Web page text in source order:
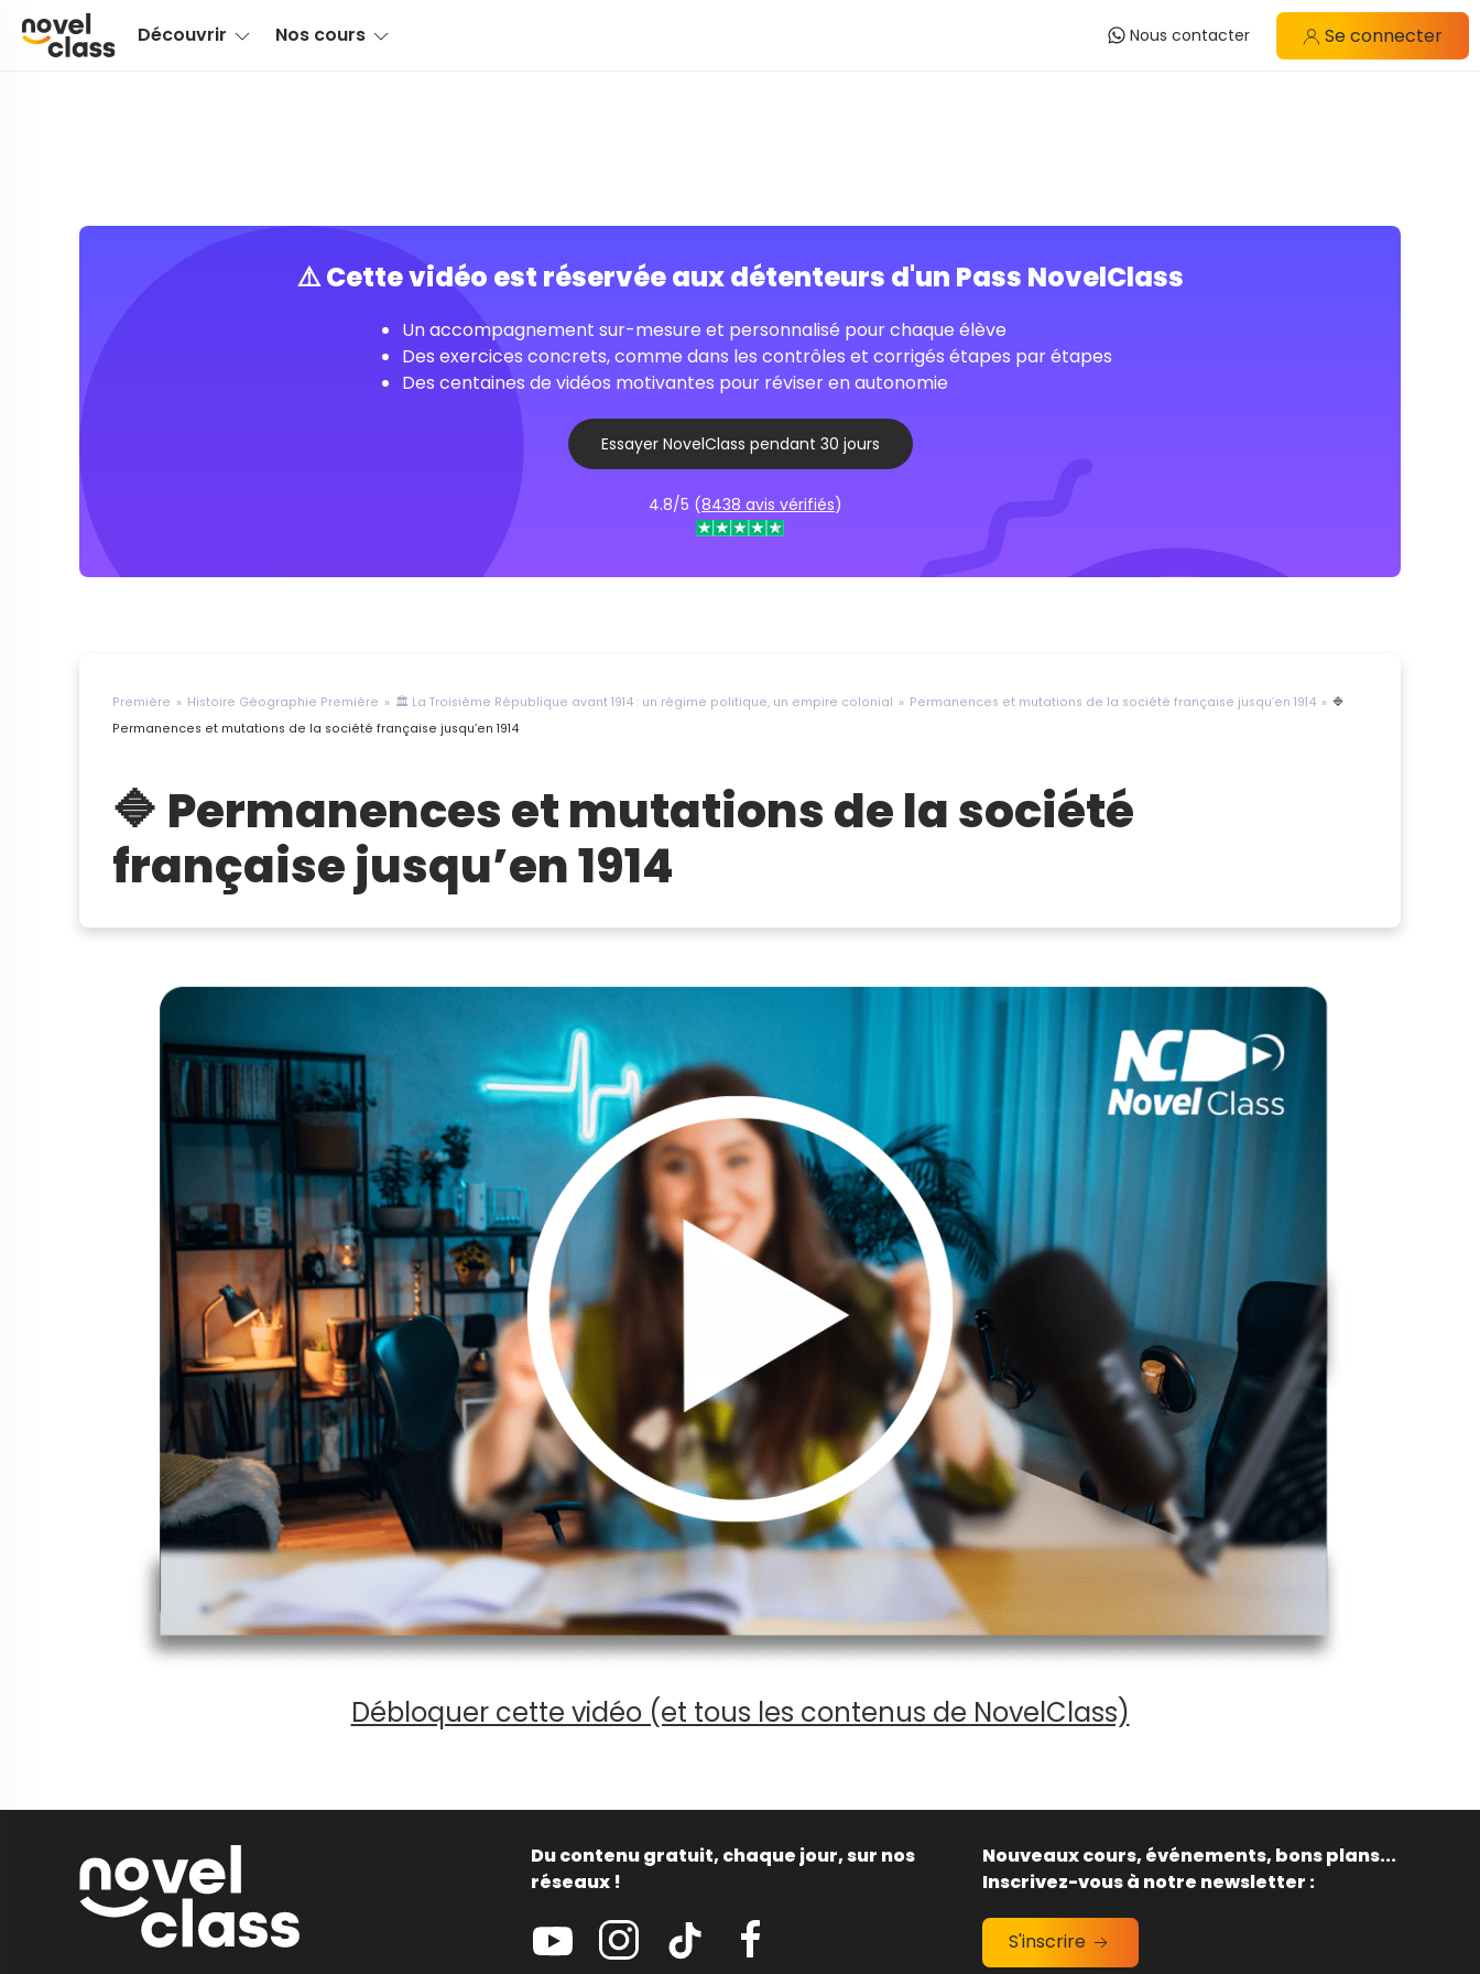
Découvrir Nos cours Nous contacter Se connecter
⚠️ Cette vidéo est réservée aux détenteurs d'un Pass NovelClass
Un accompagnement sur-mesure et personnalisé pour chaque élève
Des exercices concrets, comme dans les contrôles et corrigés étapes par étapes
Des centaines de vidéos motivantes pour réviser en autonomie
Essayer NovelClass pendant 30 jours
4.8/5 (8438 avis vérifiés)
Première Histoire Géographie Première 🏛 La Troisième République avant 1914 : un régime politique, un empire colonial Permanences et mutations de la société française jusqu’en 1914
🔷
Permanences et mutations de la société française jusqu’en 1914
🔷 Permanences et mutations de la société
française jusqu’en 1914
Débloquer cette vidéo (et tous les contenus de NovelClass)
Du contenu gratuit, chaque jour, sur nos
réseaux !
Nouveaux cours, événements, bons plans...
Inscrivez-vous à notre newsletter :
S'inscrire